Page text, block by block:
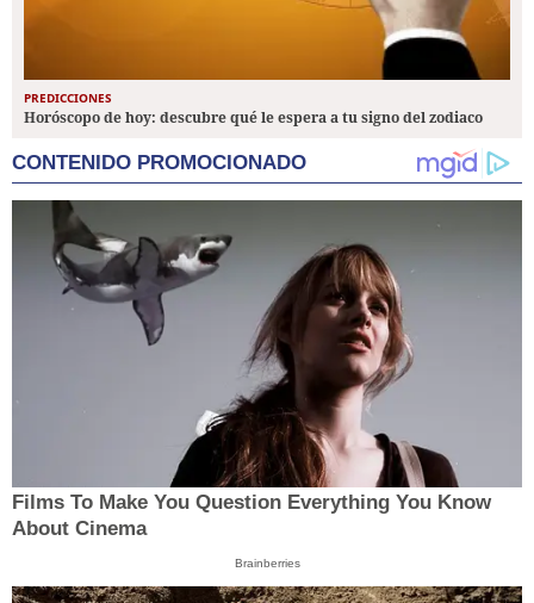
PREDICCIONES
Horóscopo de hoy: descubre qué le espera a tu signo del zodiaco
CONTENIDO PROMOCIONADO
Films To Make You Question Everything You Know
About Cinema
Brainberries